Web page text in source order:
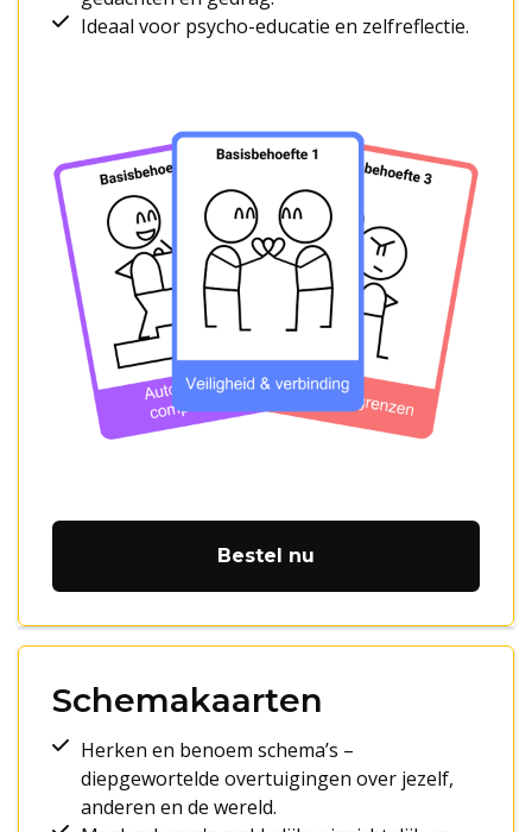
Ideaal voor psycho-educatie en zelfreflectie.
Bestel nu
Schemakaarten
Herken en benoem schema’s –
diepgewortelde overtuigingen over jezelf,
anderen en de wereld.